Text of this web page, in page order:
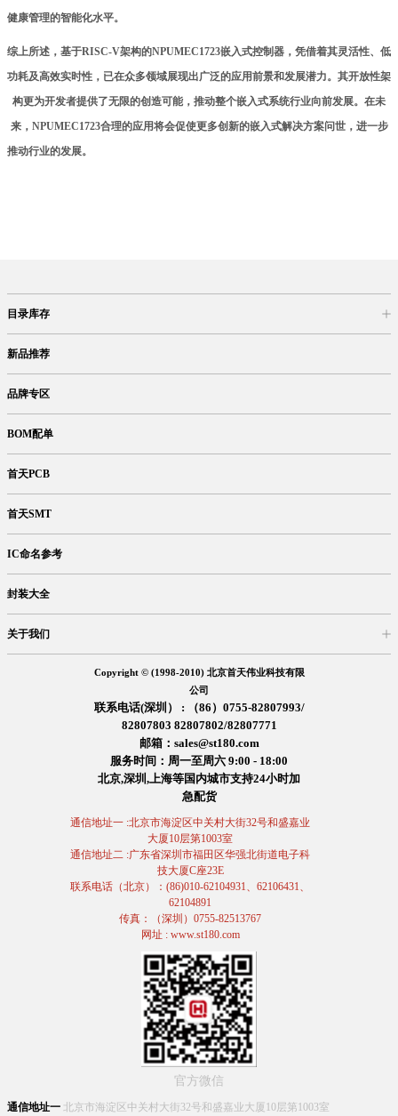
健康管理的智能化水平。
综上所述，基于RISC-V架构的NPUMEC1723嵌入式控制器 ，凭借着其灵活性、低
功耗及高效实时性，已在众多领域展现出广泛的应用前景和发展潜力。其开放性架
构更为开发者提供了无限的创造可能，推动整个嵌入式系统行业向前发展。在未
来，NPUMEC1723合理的应用将会促使更多创新的嵌入式解决方案问世，进一步
推动行业的发展。
目录库存
新品推荐
品牌专区
BOM配单
首天PCB
首天SMT
IC命名参考
封装大全
关于我们
Copyright © (1998-2010) 北京首天伟业科技有限
公司
联系电话(深圳） : （86）0755-82807993/
82807803 82807802/82807771
邮箱：sales@st180.com
服务时间：周一至周六 9:00 - 18:00
北京,深圳,上海等国内城市支持24小时加
急配货
通信地址一 :北京市海淀区中关村大街32号和盛嘉业
大厦10层第1003室
通信地址二 :广东省深圳市福田区华强北街道电子科
技大厦C座23E
联系电话（北京）：(86)010-62104931、62106431、
62104891
传真：（深圳）0755-82513767
网址 : www.st180.com
官方微信
通信地址一 北京市海淀区中关村大街32号和盛嘉业大厦10层第1003室